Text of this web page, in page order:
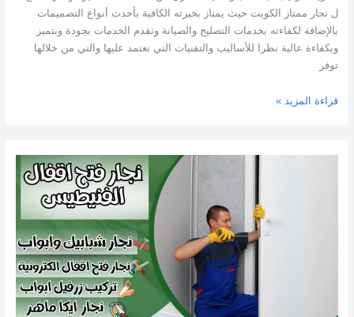
ل نجار ممتاز الكويت حيث يمتاز بخبرته الكافية بأحدث أنواع التصميمات
بالإضافة لكفاءته بخدمات التصليح والصيانة وتقدم الخدمات بجودة وبتميز
وبكفاءة عالية نظرا للأساليب والتقنيات التي نعتمد عليها والتي من خلالها
توفر
قراءة المزيد »